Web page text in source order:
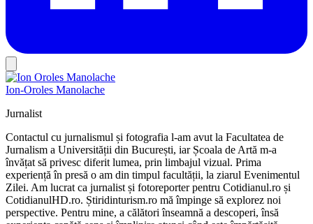
Ion-Oroles Manolache
Jurnalist
Contactul cu jurnalismul și fotografia l-am avut la Facultatea de
Jurnalism a Universității din București, iar Școala de Artă m-a
învățat să privesc diferit lumea, prin limbajul vizual. Prima
experiență în presă o am din timpul facultății, la ziarul Evenimentul
Zilei. Am lucrat ca jurnalist și fotoreporter pentru Cotidianul.ro și
CotidianulHD.ro. Știridinturism.ro mă împinge să explorez noi
perspective. Pentru mine, a călători înseamnă a descoperi, însă